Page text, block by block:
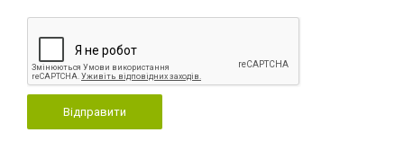
Відправити